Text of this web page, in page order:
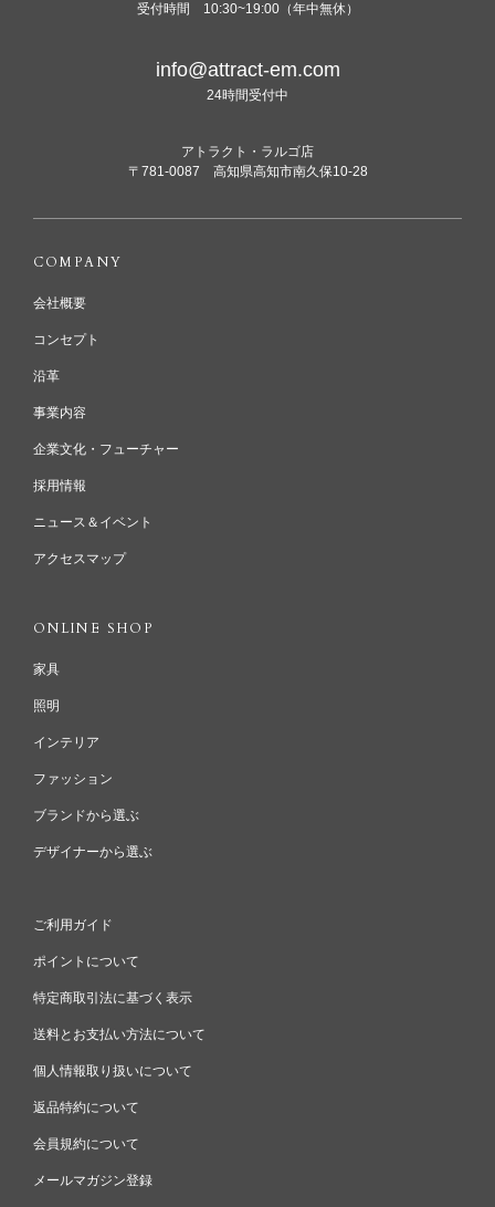
受付時間 10:30~19:00（年中無休）
info@attract-em.com
24時間受付中
アトラクト・ラルゴ店
〒781-0087 高知県高知市南久保10-28
COMPANY
会社概要
コンセプト
沿革
事業内容
企業文化・フューチャー
採用情報
ニュース＆イベント
アクセスマップ
ONLINE SHOP
家具
照明
インテリア
ファッション
ブランドから選ぶ
デザイナーから選ぶ
ご利用ガイド
ポイントについて
特定商取引法に基づく表示
送料とお支払い方法について
個人情報取り扱いについて
返品特約について
会員規約について
メールマガジン登録